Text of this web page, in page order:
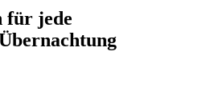
für jede